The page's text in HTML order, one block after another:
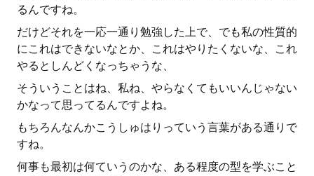
るんですね。
だけどそれを一応一通り勉強した上で、でも私の性質的
にこれはできないなとか、これはやりたくないな、これ
やるとしんどくなっちゃうな、
そういうことはね、私ね、やらなくてもいいんじゃない
かなって思ってるんですよね。
もちろんなんかこうしゅはりっていう言葉がある通りで
すね。
何事も最初は何ていうのかな、ある程度の型を学ぶこと